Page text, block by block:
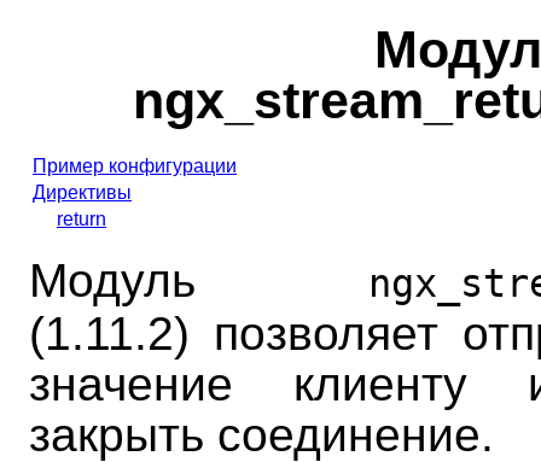
Пример конфигурации
Директивы
return
Модуль
(1.11.2) позволяет
значение
закрыть соединение.